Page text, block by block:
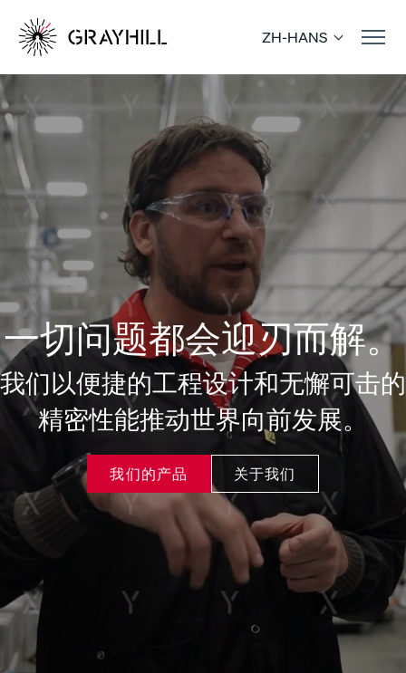
content
ZH-HANS
一切问题都会迎刃而解。
我们以便捷的工程设计和无懈可击的
精密性能推动世界向前发展。
我们的产品 关于我们